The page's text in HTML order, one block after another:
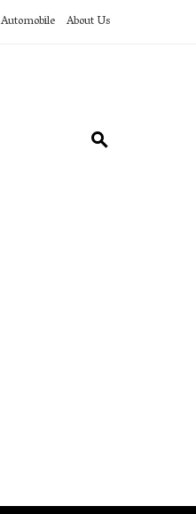
Automobile About Us